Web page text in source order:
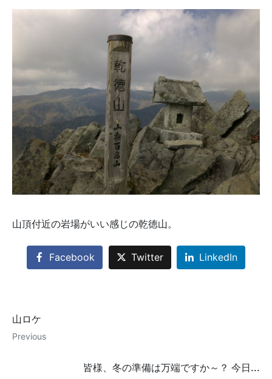
山頂付近の岩場がいい感じの乾徳山。
Facebook Twitter LinkedIn
山ロケ
Previous
皆様、冬の準備は万端ですか～？ 今日...